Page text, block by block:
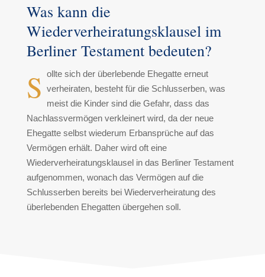
Was kann die
Wiederverheiratungsklausel im
Berliner Testament bedeuten?
S ollte sich der überlebende Ehegatte erneut
verheiraten, besteht für die Schlusserben, was
meist die Kinder sind die Gefahr, dass das
Nachlassvermögen verkleinert wird, da der neue
Ehegatte selbst wiederum Erbansprüche auf das
Vermögen erhält. Daher wird oft eine
Wiederverheiratungsklausel in das Berliner Testament
aufgenommen, wonach das Vermögen auf die
Schlusserben bereits bei Wiederverheiratung des
überlebenden Ehegatten übergehen soll.